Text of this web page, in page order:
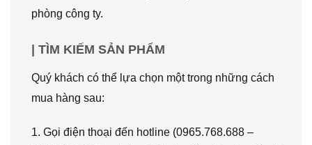
phòng công ty.
| TÌM KIẾM SẢN PHẨM
Quý khách có thể lựa chọn một trong những cách
mua hàng sau:
1. Gọi điện thoại đến hotline (0965.768.688 –